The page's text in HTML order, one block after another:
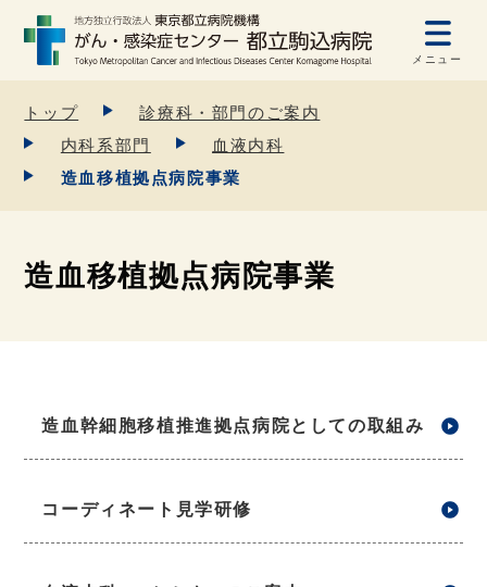
メニュー
トップ
診療科・部門のご案内
内科系部門
血液内科
造血移植拠点病院事業
造血移植拠点病院事業
造血幹細胞移植推進拠点病院としての取組み
コーディネート見学研修